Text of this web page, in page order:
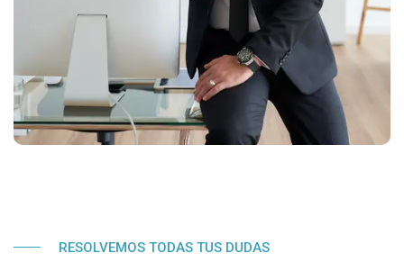
RESOLVEMOS TODAS TUS DUDAS